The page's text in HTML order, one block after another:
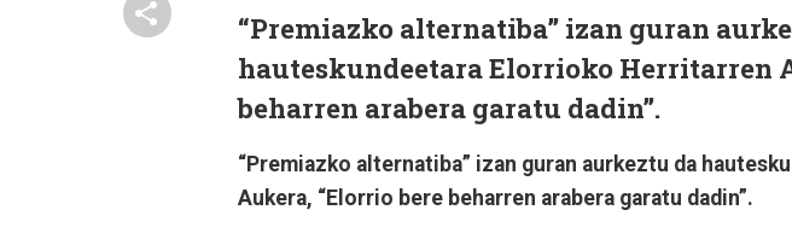
“Premiazko alternatiba” izan guran
hauteskundeetara Elorrioko Herritarren
beharren arabera garatu dadin”.
“Premiazko alternatiba” izan guran aurkeztu da
Aukera, “Elorrio bere beharren arabera garatu dadin”.